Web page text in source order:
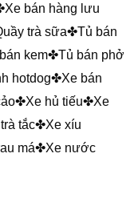
bán hàng lưu
trà sữa✤Tủ bán
kem✤Tủ bán phở
hotdog✤Xe bán
hủ tiếu✤Xe
tắc✤Xe xíu
má✤Xe nước